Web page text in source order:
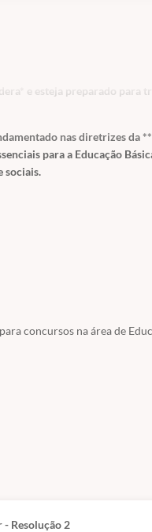
e esteja preparado
nas diretrizes da
para a Educação
sociais.
públicos na área da
educacional.
concursos na área de
- Resolução 2